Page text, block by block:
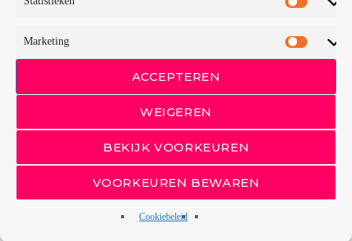
Marketing
ACCEPTEREN
WEIGEREN
BEKIJK VOORKEUREN
VOORKEUREN BEWAREN
Cookiebeleid
NIEUWSOVERZICHT
Plaatnportret: Sometimes you
can’t make it on your own van
U2 door Leo van Krukkert